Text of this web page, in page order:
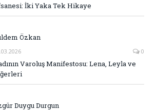
İki Yaka Tek Hikaye
Özkan
0
Varoluş Manifestosu: Lena, Leyla ve
Duygu Durgun